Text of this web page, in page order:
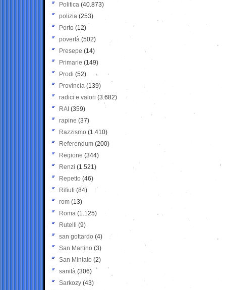
Politica (40.873)
polizia (253)
Porto (12)
povertà (502)
Presepe (14)
Primarie (149)
Prodi (52)
Provincia (139)
radici e valori (3.682)
RAI (359)
rapine (37)
Razzismo (1.410)
Referendum (200)
Regione (344)
Renzi (1.521)
Repetto (46)
Rifiuti (84)
rom (13)
Roma (1.125)
Rutelli (9)
san gottardo (4)
San Martino (3)
San Miniato (2)
sanità (306)
Sarkozy (43)